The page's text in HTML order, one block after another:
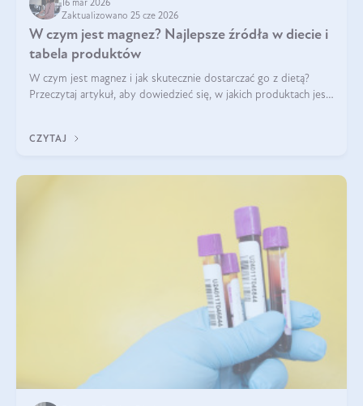
16 mar 2026
Zaktualizowano 25 cze 2026
W czym jest magnez? Najlepsze źródła w diecie i
tabela produktów
W czym jest magnez i jak skutecznie dostarczać go z dietą?
Przeczytaj artykuł, aby dowiedzieć się, w jakich produktach jest
CZYTAJ